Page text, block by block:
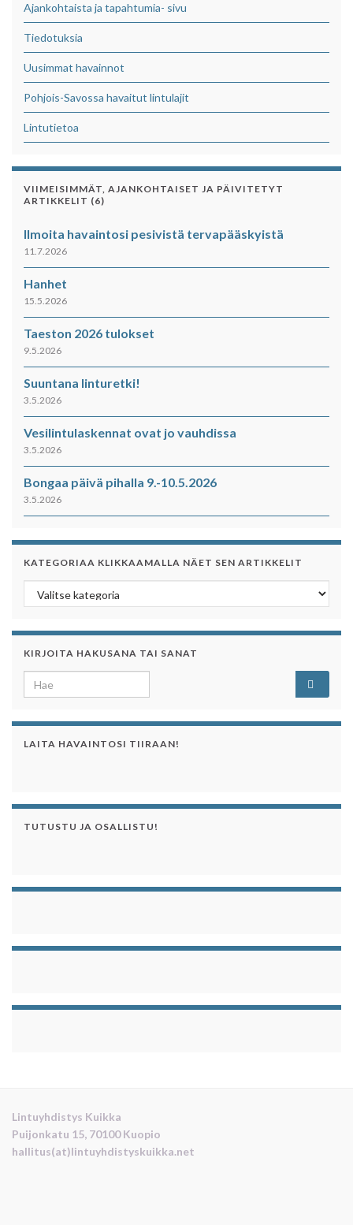
Ajankohtaista ja tapahtumia- sivu
Tiedotuksia
Uusimmat havainnot
Pohjois-Savossa havaitut lintulajit
Lintutietoa
VIIMEISIMMÄT, AJANKOHTAISET JA PÄIVITETYT
ARTIKKELIT (6)
Ilmoita havaintosi pesivistä tervapääskyistä
11.7.2026
Hanhet
15.5.2026
Taeston 2026 tulokset
9.5.2026
Suuntana linturetki!
3.5.2026
Vesilintulaskennat ovat jo vauhdissa
3.5.2026
Bongaa päivä pihalla 9.-10.5.2026
3.5.2026
KATEGORIAA KLIKKAAMALLA NÄET SEN ARTIKKELIT
Kategoriaa klikkaamalla näet sen artikkelit
KIRJOITA HAKUSANA TAI SANAT
Search for:
LAITA HAVAINTOSI TIIRAAN!
TUTUSTU JA OSALLISTU!
Lintuyhdistys Kuikka
Puijonkatu 15, 70100 Kuopio
hallitus(at)lintuyhdistyskuikka.net